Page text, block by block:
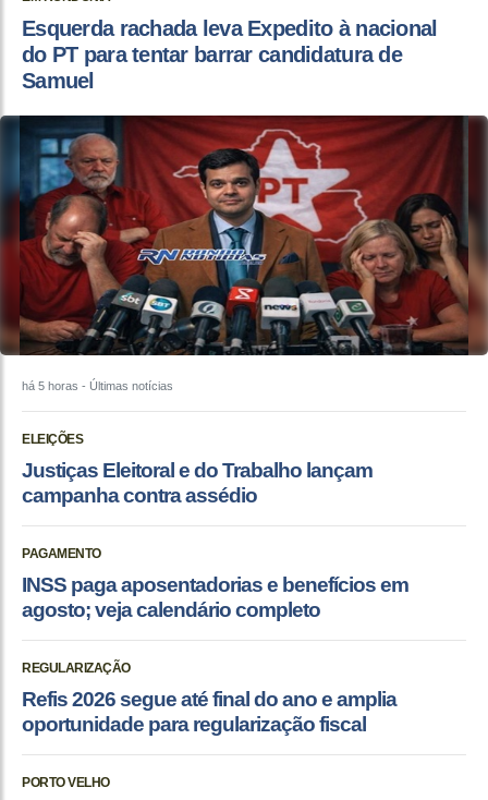
Esquerda rachada leva Expedito à nacional
do PT para tentar barrar candidatura de
Samuel
há 5 horas - Últimas notícias
ELEIÇÕES
Justiças Eleitoral e do Trabalho lançam
campanha contra assédio
PAGAMENTO
INSS paga aposentadorias e benefícios em
agosto; veja calendário completo
REGULARIZAÇÃO
Refis 2026 segue até final do ano e amplia
oportunidade para regularização fiscal
PORTO VELHO